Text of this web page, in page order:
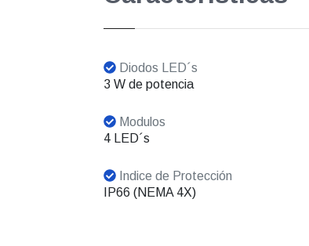
Diodos LED´s
3 W de potencia
Modulos
4 LED´s
Indice de Protección
IP66 (NEMA 4X)